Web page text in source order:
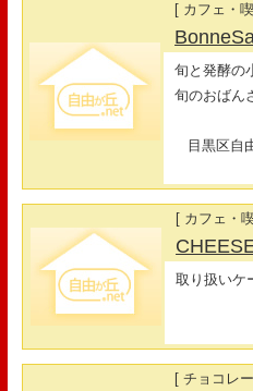
[ カフェ・
旬と発酵の
旬のおばん
目黒区自
[ カフェ・
取り扱いケ
[ チョコレ